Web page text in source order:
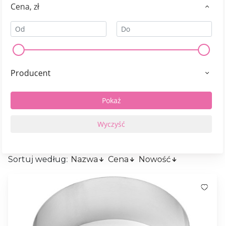
Сena, zł
Producent
Sortuj według: Nazwa Cena Nowość